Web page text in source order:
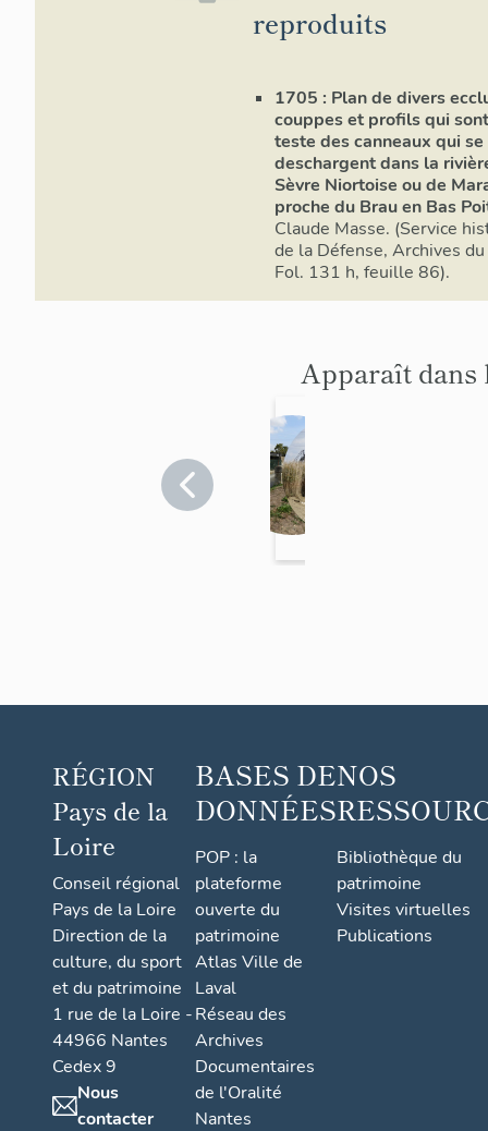
reproduits
1705 : Plan de divers
couppes et profils qui
teste des canneaux qui se
deschargent dans la
Sèvre Niortoise ou de
proche du Brau en Bas
Claude Masse. (Service
de la Défense, Archives
Fol. 131 h, feuille 86).
Apparaît dans
RÉGION
Pays de la
Loire
Conseil régional
Pays de la Loire
Direction de la
culture, du sport
et du patrimoine
1 rue de la Loire -
44966 Nantes
Cedex 9
Nous
contacter
BASES DE
DONNÉES
POP : la
plateforme
ouverte du
patrimoine
Atlas Ville de
Laval
Réseau des
Archives
Documentaires
de l'Oralité
Nantes
NOS
Bibliothèque du
patrimoine
Visites virtuelles
Publications